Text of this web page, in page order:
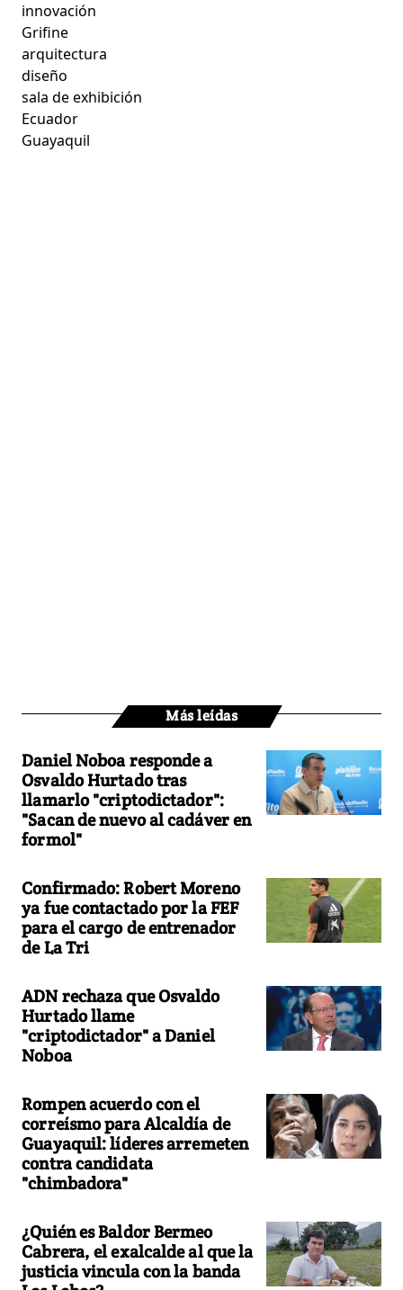
innovación
Grifine
arquitectura
diseño
sala de exhibición
Ecuador
Guayaquil
Más leídas
Daniel Noboa responde a
Osvaldo Hurtado tras
llamarlo "criptodictador":
"Sacan de nuevo al cadáver en
formol"
Confirmado: Robert Moreno
ya fue contactado por la FEF
para el cargo de entrenador
de La Tri
ADN rechaza que Osvaldo
Hurtado llame
"criptodictador" a Daniel
Noboa
Rompen acuerdo con el
correísmo para Alcaldía de
Guayaquil: líderes arremeten
contra candidata
"chimbadora"
¿Quién es Baldor Bermeo
Cabrera, el exalcalde al que la
justicia vincula con la banda